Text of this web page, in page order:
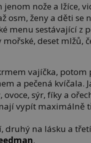
nože a lžíce,
osm, ženy a děti se
menu sestávající z
deset mlžů,
vajíčka, potom
a pečená kvíčala.
ovoce, sýr, fíky a
vypít maximálně
druhý na lásku a
.